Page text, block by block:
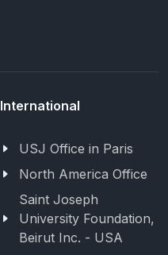
International
USJ Office in Paris
North America Office
Saint Joseph
University Foundation,
Beirut Inc. - USA